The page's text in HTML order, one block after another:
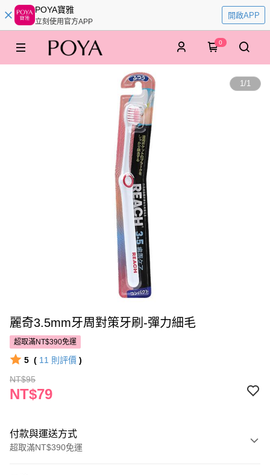
POYA寶雅
立刻使用官方APP
開啟APP
0
1/1
麗奇3.5mm牙周對策牙刷-彈力細毛
超取滿NT$390免運
5 ( 11 則評價 )
NT$95
NT$79
付款與運送方式
超取滿NT$390免運